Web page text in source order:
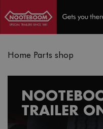
Home Parts shop
TRAILER